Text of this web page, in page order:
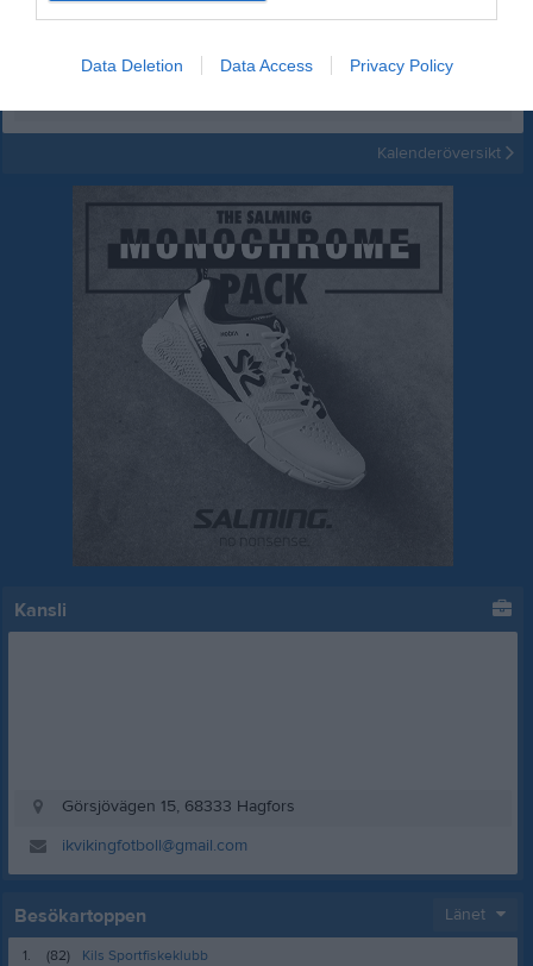
Data Deletion Data Access Privacy Policy
Träning 26 aug, 18:30
2 sep, 18:30
Kalenderöversikt
Kansli
Görsjövägen 15, 68333 Hagfors
ikvikingfotboll@gmail.com
Besökartoppen Länet
1. (82) Kils Sportfiskeklubb